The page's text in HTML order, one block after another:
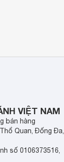
VIỆT NAM
bán hàng
Quan, Đống Đa,
số 0106373516,